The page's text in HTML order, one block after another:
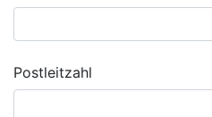
Postleitzahl